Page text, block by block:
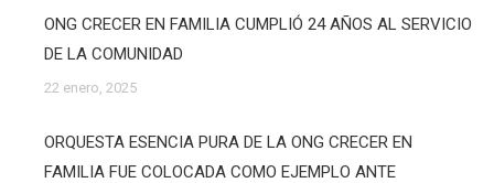
ONG CRECER EN FAMILIA CUMPLIÓ 24 AÑOS AL SERVICIO
DE LA COMUNIDAD
22 enero, 2025
ORQUESTA ESENCIA PURA DE LA ONG CRECER EN
FAMILIA FUE COLOCADA COMO EJEMPLO ANTE